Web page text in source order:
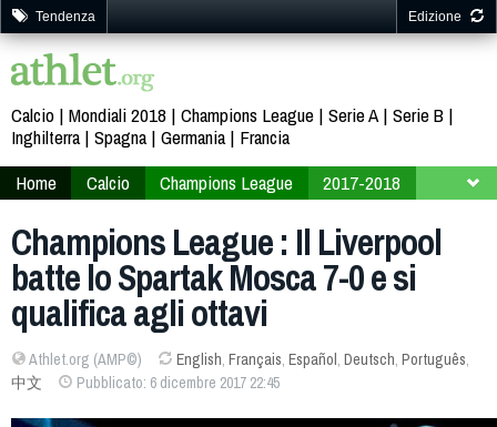
Tendenza Edizione
Calcio Mondiali 2018 Champions League Serie A Serie B
Inghilterra Spagna Germania
Francia
Home
Calcio Champions League
2017-2018
Champions League : Il Liverpool
batte lo Spartak Mosca 7-0 e si
qualifica agli ottavi
Athlet.org (AMP©) English, Français, Español, Deutsch, Português,
中文
Pubblicato: 6 dicembre 2017 22:45